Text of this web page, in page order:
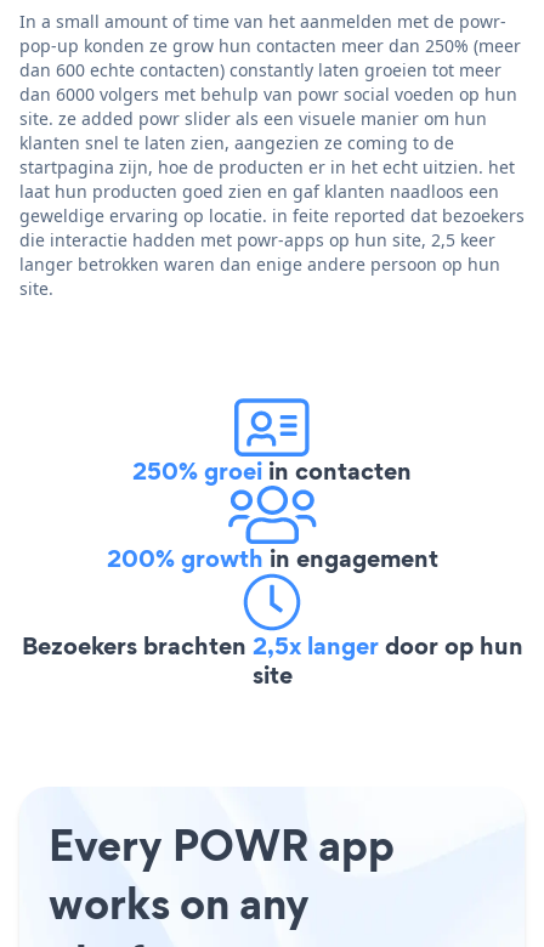
In a small amount of time van het aanmelden met de powr-
pop-up konden ze grow hun contacten meer dan 250% (meer
dan 600 echte contacten) constantly laten groeien tot meer
dan 6000 volgers met behulp van powr social voeden op hun
site. ze added powr slider als een visuele manier om hun
klanten snel te laten zien, aangezien ze coming to de
startpagina zijn, hoe de producten er in het echt uitzien. het
laat hun producten goed zien en gaf klanten naadloos een
geweldige ervaring op locatie. in feite reported dat bezoekers
die interactie hadden met powr-apps op hun site, 2,5 keer
langer betrokken waren dan enige andere persoon op hun
site.
250% groei in contacten
200% growth in engagement
Bezoekers brachten 2,5x langerdoor op hun
site
Every POWR app
works on any